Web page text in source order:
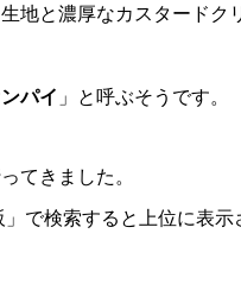
地と濃厚なカスタードク
パイ 」と呼ぶそうです。
てきました。
で検索すると上位に表